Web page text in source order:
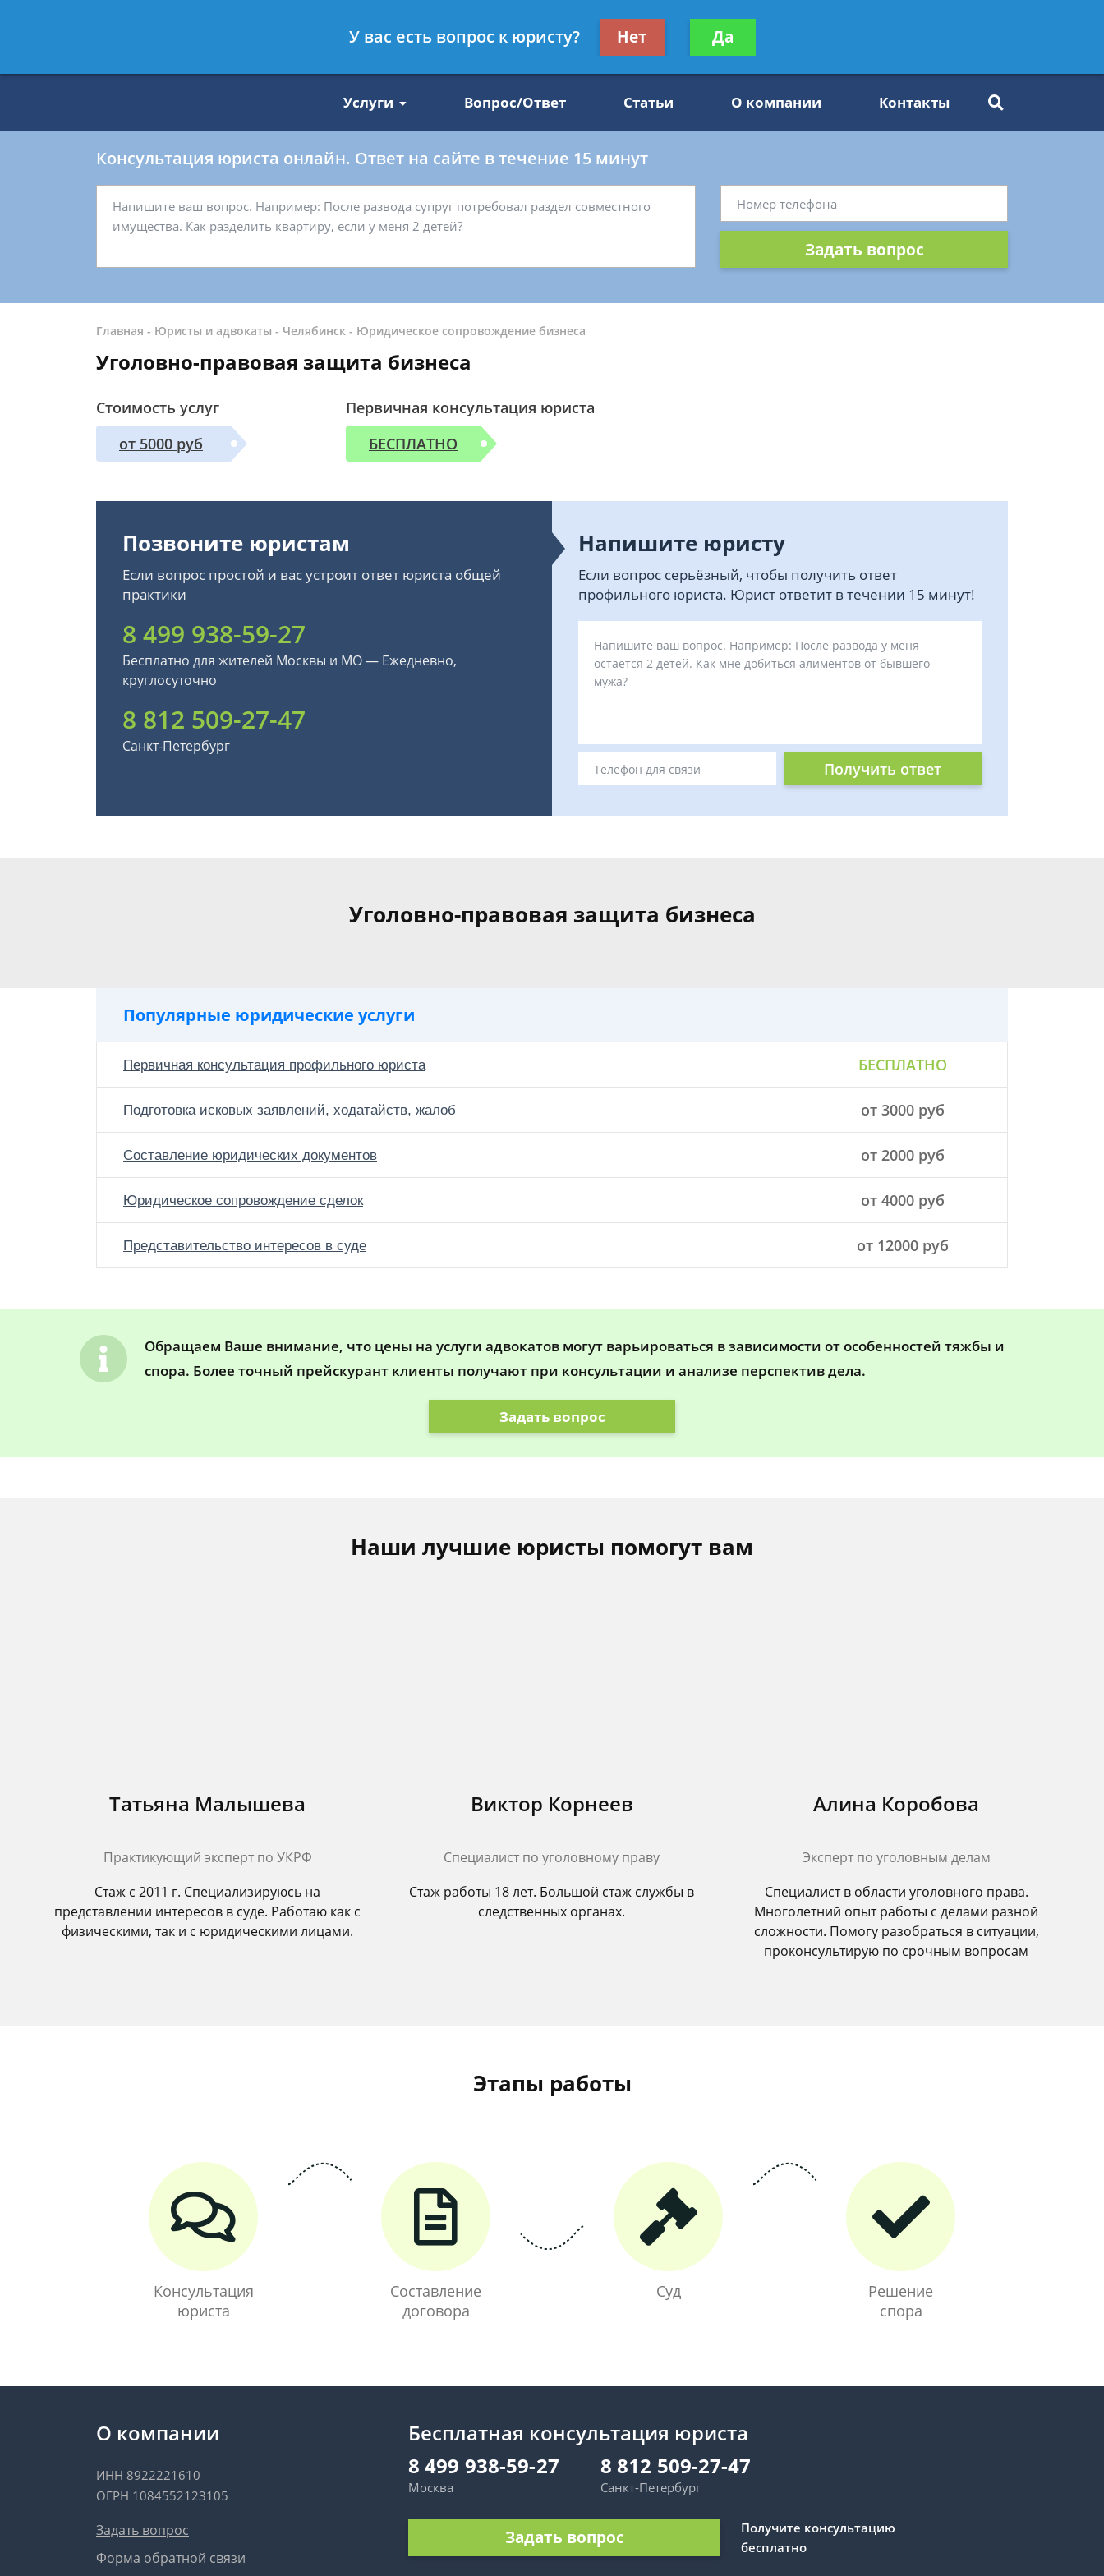
8 812 509-27-47
Получите консультацию
бесплатно
Услуги Вопрос/Ответ Статьи О компании Контакты
Консультация юриста онлайн. Ответ на сайте в течение 15 минут
Задать вопрос
Главная - Юристы и адвокаты - Челябинск - Юридическое сопровождение бизнеса
Уголовно-правовая защита бизнеса
Стоимость услуг
от 5000 руб
Первичная консультация юриста
БЕСПЛАТНО
Позвоните юристам
Если вопрос простой и вас устроит ответ юриста общей
практики
8 499 938-59-27
Бесплатно для жителей Москвы и МО — Ежедневно,
круглосуточно
8 812 509-27-47
Санкт-Петербург
Напишите юристу
Если вопрос серьёзный, чтобы получить ответ
профильного юриста. Юрист ответит в течении 15 минут!
Получить ответ
Уголовно-правовая защита бизнеса
Популярные юридические услуги
Первичная консультация профильного юриста БЕСПЛАТНО
Подготовка исковых заявлений, ходатайств, жалоб от 3000 руб
Составление юридических документов от 2000 руб
Юридическое сопровождение сделок от 4000 руб
Представительство интересов в суде от 12000 руб
Обращаем Ваше внимание, что цены на услуги адвокатов могут варьироваться в зависимости от особенностей тяжбы и
спора. Более точный прейскурант клиенты получают при консультации и анализе перспектив дела.
Задать вопрос
Наши лучшие юристы помогут вам
Татьяна Малышева
Практикующий эксперт по УКРФ
Стаж с 2011 г. Специализируюсь на
представлении интересов в суде. Работаю как с
физическими, так и с юридическими лицами.
Виктор Корнеев
Cпециалист по уголовному праву
Стаж работы 18 лет. Большой стаж службы в
следственных органах.
Алина Коробова
Эксперт по уголовным делам
Специалист в области уголовного права.
Многолетний опыт работы с делами разной
сложности. Помогу разобраться в ситуации,
проконсультирую по срочным вопросам
Этапы работы
Консультация
юриста
Составление
договора
Суд
Решение
спора
О компании
ИНН 8922221610
ОГРН 1084552123105
Задать вопрос
Форма обратной связи
Бесплатная консультация юриста
8 499 938-59-27
Москва
8 812 509-27-47
Санкт-Петербург
Задать вопрос
Получите консультацию
бесплатно
У вас есть вопрос к юристу? Нет Да